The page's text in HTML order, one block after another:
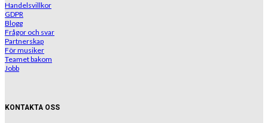
Handelsvillkor
GDPR
Blogg
Frågor och svar
Partnerskap
För musiker
Teamet bakom
Jobb
KONTAKTA OSS